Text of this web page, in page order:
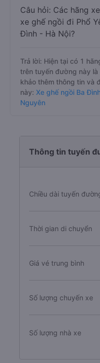
Câu hỏi: Các hãng
xe ghế ngồi đi Phổ
Đình - Hà Nội?
Trả lời: Hiện tại có 1
trên tuyến đường này là
khảo thêm thông tin và
này: Xe ghế ngồi Ba
Nguyên
Thông tin tuyến
Chiều dài tuyến
Thời gian di chuyển
Giá vé trung bình
Số lượng chuyến xe
Số lượng nhà xe